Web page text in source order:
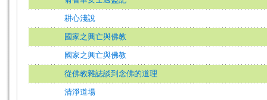
耕心淺說
國家之興亡與佛教
國家之興亡與佛教
從佛教雜誌談到念佛的道理
清淨道場